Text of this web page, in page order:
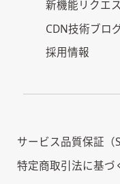
新機能リクエ
CDN技術ブロ
採用情報
サービス品質保証（
特定商取引法に基づ